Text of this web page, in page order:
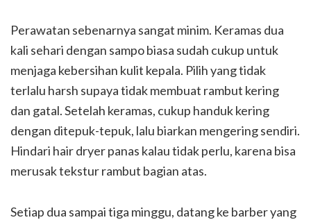
Perawatan sebenarnya sangat minim. Keramas dua
kali sehari dengan sampo biasa sudah cukup untuk
menjaga kebersihan kulit kepala. Pilih yang tidak
terlalu harsh supaya tidak membuat rambut kering
dan gatal. Setelah keramas, cukup handuk kering
dengan ditepuk-tepuk, lalu biarkan mengering sendiri.
Hindari hair dryer panas kalau tidak perlu, karena bisa
merusak tekstur rambut bagian atas.
Setiap dua sampai tiga minggu, datang ke barber yang